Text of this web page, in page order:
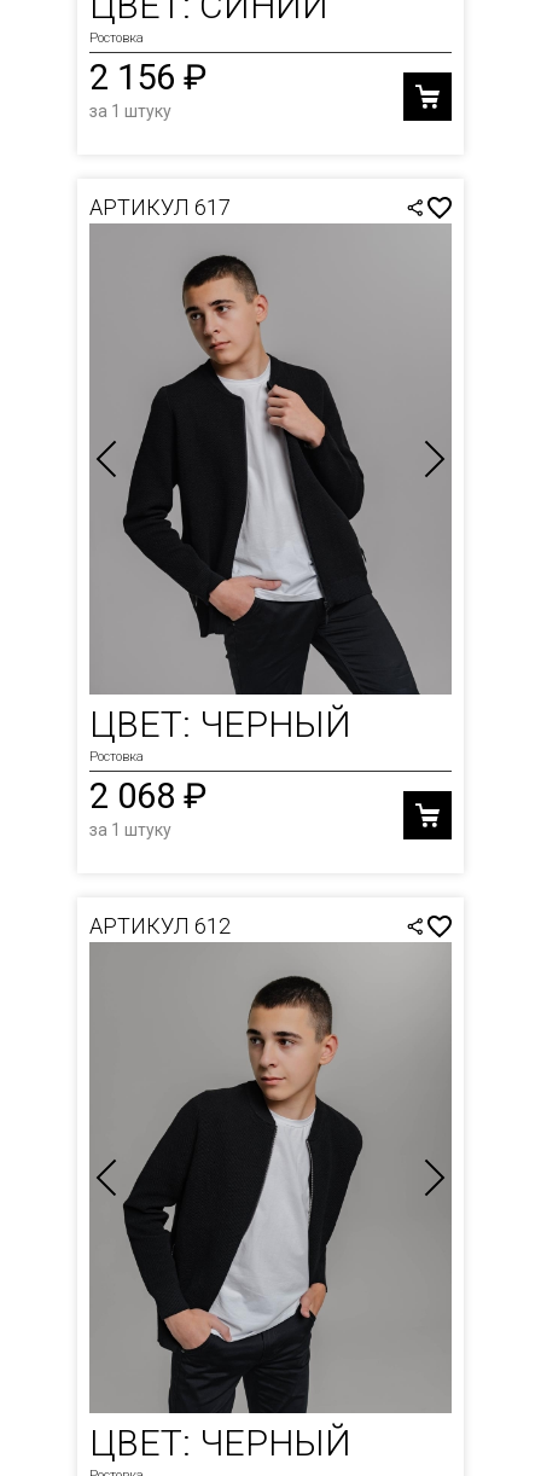
Ростовка
2 156 ₽
за 1 штуку
АРТИКУЛ 617
ЦВЕТ: ЧЕРНЫЙ
Ростовка
2 068 ₽
за 1 штуку
АРТИКУЛ 612
ЦВЕТ: ЧЕРНЫЙ